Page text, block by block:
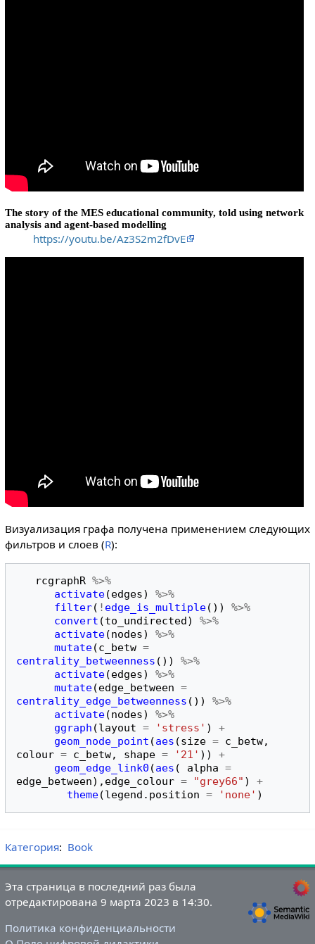
The story of the MES educational community, told using network
analysis and agent-based modelling
https://youtu.be/Az3S2m2fDvE
Визуализация графа получена применением следующих
фильтров и слоев (R):
rcgraphR %>%
activate(edges)
%>%
filter( ! edge_is_multiple())
%>%
convert (to_undirected)
%>%
activate(nodes)
%>%
mutate(c_betw =
centrality_betweenness ())
%>%
activate(edges)
%>%
mutate(edge_between =
centrality_edge_betweenness ())
%>%
activate(nodes)
%>%
ggraph (layout = 'stress' )
+
geom_node_point (aes (size = c_betw,
colour = c_betw, shape = '21' ))
+
geom_edge_link0 (aes ( alpha =
edge_between), edge_colour = "grey66" )
+
theme(legend.position = 'none' )
Категория: Book
Эта страница в последний раз была
отредактирована 9 марта 2023 в 14:30.
Политика конфиденциальности